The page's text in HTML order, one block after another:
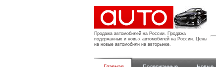
Продажа автомобилей на России. Продажа
подержанных и новых автомобилей на России. Цены
на новые автомобили на авторынке.